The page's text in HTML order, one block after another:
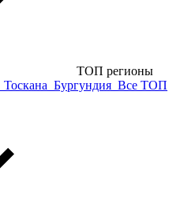
ТОП регионы
Тоскана Бургундия Все ТОП